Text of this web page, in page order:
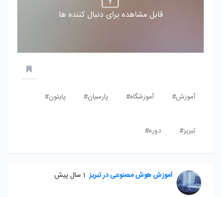
قابل مشاهده برای دنبال کننده ها
آموزش# آموزشگاه# پارسیان# پایتون#
تبریز# دوره#
آموزش هوش مصنوعی در تبریز 1 سال پیش